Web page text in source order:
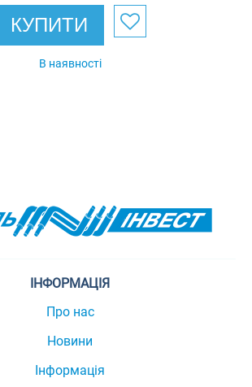
КУПИТИ
В наявності
ІНФОРМАЦІЯ
Про нас
Новини
Інформація